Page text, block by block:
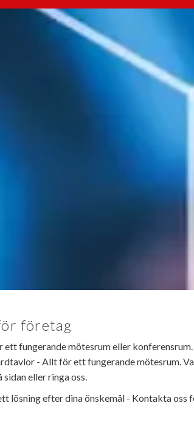
företag
fungerande mötesrum eller
- Allt för ett fungerande mötesrum.
eller ringa oss.
lösning efter dina önskemål - Kontakta